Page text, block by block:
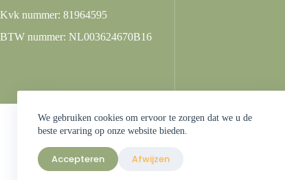
We gebruiken cookies om ervoor te zorgen dat we u de
beste ervaring op onze website bieden.
Accepteren Afwijzen
Kvk nummer: 81964595
BTW nummer: NL003624670B16